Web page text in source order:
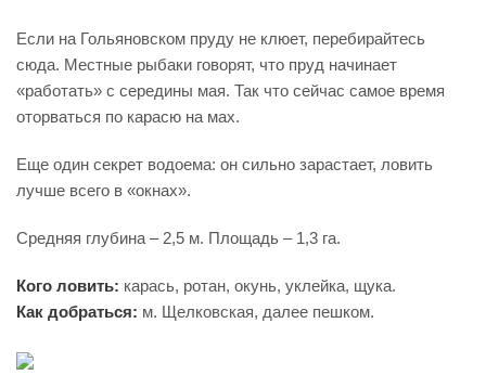
Если на Гольяновском пруду не клюет, перебирайтесь
сюда. Местные рыбаки говорят, что пруд начинает
«работать» с середины мая. Так что сейчас самое время
оторваться по карасю на мах.
Еще один секрет водоема: он сильно зарастает, ловить
лучше всего в «окнах».
Средняя глубина – 2,5 м. Площадь – 1,3 га.
Кого ловить: карась, ротан, окунь, уклейка, щука.
Как добраться: м. Щелковская, далее пешком.